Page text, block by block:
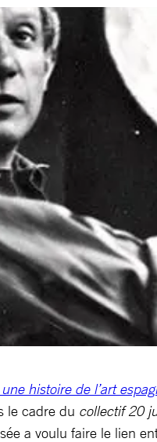
une histoire de l’art
le cadre du collectif 20
a voulu faire le lien